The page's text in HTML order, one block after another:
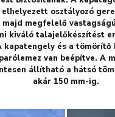
osztályozó
majd megfelelő
kiváló talajelőkészítést
kapatengely és a tömörítő
van beépítve. A
állítható a hátsó
akár 150 mm-ig.